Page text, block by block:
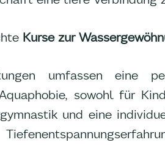
Kurse zur
umfassen eine
sowohl für
und eine